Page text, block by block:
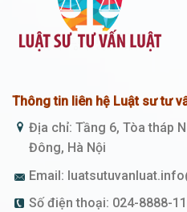
Thông tin liên hệ Luật sư tư
Địa chỉ: Tầng 6, Tòa tháp
Đông, Hà Nội
Email:
Số điện thoại: 024-8888-